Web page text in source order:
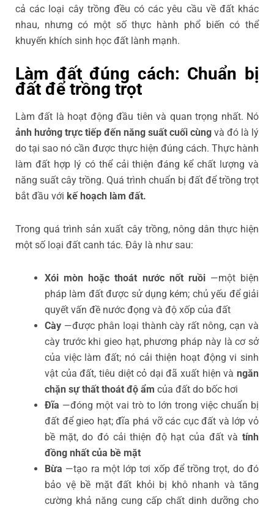
cả các loại cây trồng đều có các yêu cầu về đất khác
nhau, nhưng có một số thực hành phổ biến có thể
khuyến khích sinh học đất lành mạnh.
Làm đất đúng cách: Chuẩn bị
đất để trồng trọt
Làm đất là hoạt động đầu tiên và quan trọng nhất. Nó
ảnh hưởng trực tiếp đến năng suất cuối cùng và đó là lý
do tại sao nó cần được thực hiện đúng cách. Thực hành
làm đất hợp lý có thể cải thiện đáng kể chất lượng và
năng suất cây trồng. Quá trình chuẩn bị đất để trồng trọt
bắt đầu với kế hoạch làm đất.
Trong quá trình sản xuất cây trồng, nông dân thực hiện
một số loại đất canh tác. Đây là như sau:
Xói mòn hoặc thoát nước nốt ruồi —một biện
pháp làm đất được sử dụng kém; chủ yếu để giải
quyết vấn đề nước đọng và độ xốp của đất
Cày —được phân loại thành cày rất nông, cạn và
cày trước khi gieo hạt, phương pháp này là cơ sở
của việc làm đất; nó cải thiện hoạt động vi sinh
vật của đất, tiêu diệt cỏ dại đã xuất hiện và ngăn
chặn sự thất thoát độ ẩm của đất do bốc hơi
Đĩa —đóng một vai trò to lớn trong việc chuẩn bị
đất để gieo hạt; đĩa phá vỡ các cục đất và lớp vỏ
bề mặt, do đó cải thiện độ hạt của đất và tính
đồng nhất của bề mặt
Bừa —tạo ra một lớp tơi xốp để trồng trọt, do đó
bảo vệ bề mặt đất khỏi bị khô nhanh và tăng
cường khả năng cung cấp chất dinh dưỡng cho